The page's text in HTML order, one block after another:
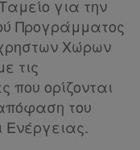
για την
Προγράμματος
Χώρων
τις
που ορίζονται
του
Ενέργειας.